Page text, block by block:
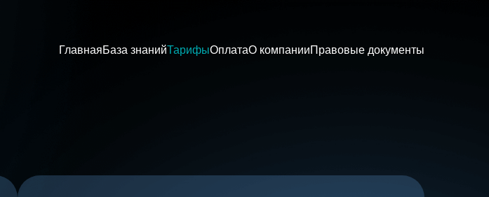
ГлавнаяБаза знанийТарифыОплатаО компанииПравовые документы